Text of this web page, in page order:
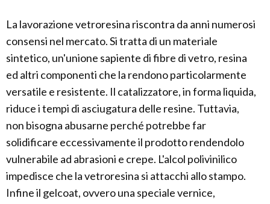
La lavorazione vetroresina riscontra da anni numerosi
consensi nel mercato. Si tratta di un materiale
sintetico, un'unione sapiente di fibre di vetro, resina
ed altri componenti che la rendono particolarmente
versatile e resistente. Il catalizzatore, in forma liquida,
riduce i tempi di asciugatura delle resine. Tuttavia,
non bisogna abusarne perché potrebbe far
solidificare eccessivamente il prodotto rendendolo
vulnerabile ad abrasioni e crepe. L'alcol polivinilico
impedisce che la vetroresina si attacchi allo stampo.
Infine il gelcoat, ovvero una speciale vernice,